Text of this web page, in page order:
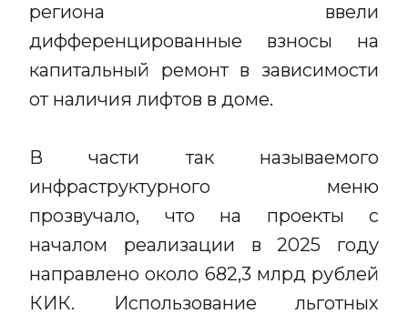
региона ввели
дифференцированные взносы на
капитальный ремонт в зависимости
от наличия лифтов в доме.
В части так называемого
инфраструктурного меню
прозвучало, что на проекты с
началом реализации в 2025 году
направлено около 682,3 млрд рублей
КИК. Использование льготных